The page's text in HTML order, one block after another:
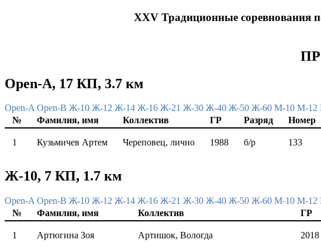
XXV Традиционные соревнования
Open-A, 17 КП, 3.7 км
Open-AOpen-B Ж-10 Ж-12 Ж-14 Ж-16 Ж-21 Ж-30 Ж-40 Ж-50 Ж-60 М-10 М-12
№
Фамилия, имя Коллектив ГР Разряд Номер
1 Кузьмичев Артем Череповец, лично 1988 б/р 133
Ж-10, 7 КП, 1.7 км
Open-A Open-B Ж-10 Ж-12 Ж-14 Ж-16 Ж-21 Ж-30 Ж-40 Ж-50 Ж-60 М-10 М-12
№
Фамилия, имя Коллектив ГР
1 Артюгина Зоя Артишок, Вологда 2018